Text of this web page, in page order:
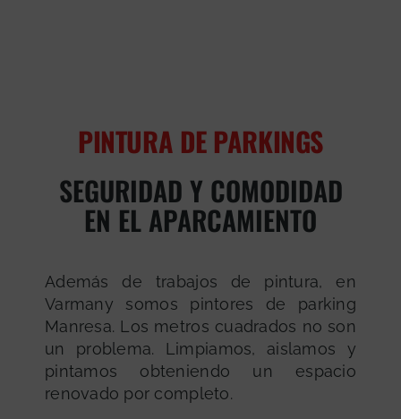
PINTURA DE PARKINGS
SEGURIDAD Y COMODIDAD
EN EL APARCAMIENTO
Además de trabajos de pintura, en
Varmany somos pintores de parking
Manresa. Los metros cuadrados no son
un problema. Limpiamos, aislamos y
pintamos obteniendo un espacio
renovado por completo.